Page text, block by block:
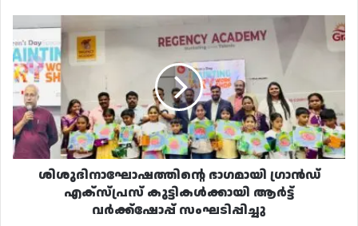
ശിശുദിനാഘോഷത്തിന്റെ
ഭാഗമായി
ഗ്രാൻഡ്
എക്സ്പ്രസ്
കുട്ടികൾക്കായി
ആർട്ട്
വർക്ക്‌ഷോപ്പ്
സംഘടിപ്പിച്ചു
ശിശുദിനാഘോഷത്തിന്റെ ഭാഗമായി ഗ്രാൻഡ്
എക്സ്പ്രസ് കുട്ടികൾക്കായി ആർട്ട്
വർക്ക്‌ഷോപ്പ് സംഘടിപ്പിച്ചു